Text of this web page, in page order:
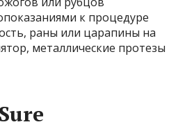
к процедуре
раны или царапины на
металлические протезы